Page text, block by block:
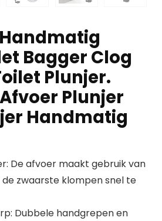
Handmatig
Bagger Clog
Plunjer.
Plunjer
Handmatig
De afvoer maakt gebruik van
zwaarste klompen snel te
Dubbele handgrepen en